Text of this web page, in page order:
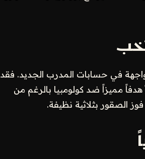
في حسابات المدرب الجديد. فقد
مميزاً ضد كولومبيا بالرغم من
الصقور بثلاثية نظيفة.